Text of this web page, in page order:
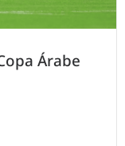
Árabe